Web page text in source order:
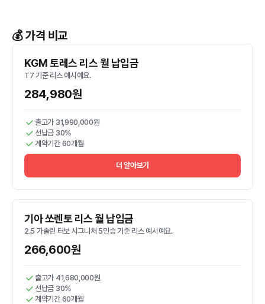
💰 가격 비교
KGM 토레스 리스 월 납입금
T7 기준 리스 예시예요.
284,980원
출고가 31,990,000원
선납금 30%
계약기간 60개월
더 알아보기
기아 쏘렌토 리스 월 납입금
2.5 가솔린 터보 시그니처 5인승 기준 리스 예시예요.
266,600원
출고가 41,680,000원
선납금 30%
계약기간 60개월